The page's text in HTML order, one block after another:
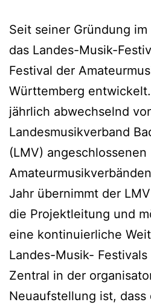
Seit seiner Gründung
das Landes-Musik-
Festival der
Württemberg
jährlich abwechselnd
Landesmusikverband
(LMV) angeschlossenen
Jahr übernimmt der
die Projektleitung und
eine kontinuierliche
Landes-Musik-
Zentral in der
Neuaufstellung ist, dass